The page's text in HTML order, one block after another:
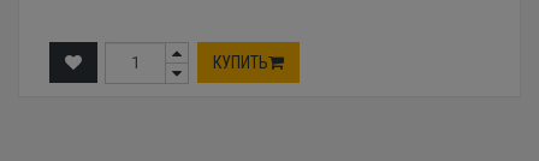
КУПИТЬ